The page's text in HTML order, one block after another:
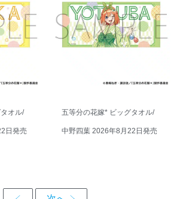
オル/
日発売
五等分の花嫁* ビッグタオル/
中野四葉 2026年8月22日発売